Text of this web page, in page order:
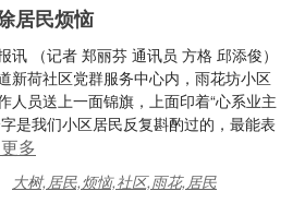
居民烦恼
讯 （记者 郑丽芬 通讯员 方格 邱添俊）
新荷社区党群服务中心内，雨花坊小区
人员送上一面锦旗，上面印着“心系业主
是我们小区居民反复斟酌过的，最能表
多
大树,居民,烦恼,社区,雨花,居民